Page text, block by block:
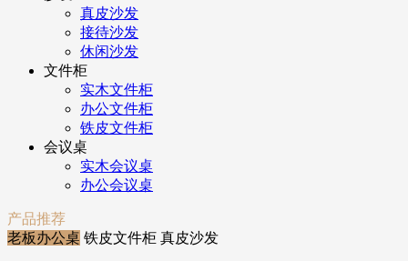
真皮沙发
接待沙发
休闲沙发
文件柜
实木文件柜
办公文件柜
铁皮文件柜
会议桌
实木会议桌
办公会议桌
产品推荐
老板办公桌 铁皮文件柜 真皮沙发